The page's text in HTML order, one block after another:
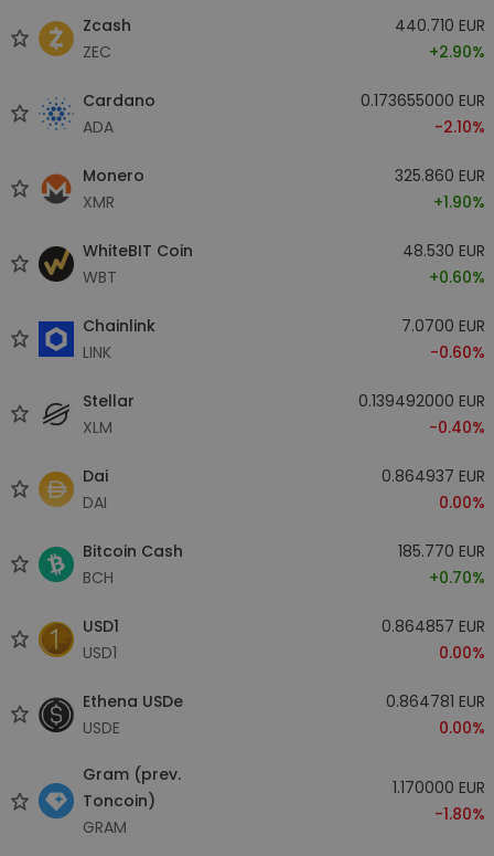
Zcash
ZEC
440.710 EUR
+2.90%
Cardano
ADA
0.173655000 EUR
-2.10%
Monero
XMR
325.860 EUR
+1.90%
WhiteBIT Coin
WBT
48.530 EUR
+0.60%
Chainlink
LINK
7.0700 EUR
-0.60%
Stellar
XLM
0.139492000 EUR
-0.40%
Dai
DAI
0.864937 EUR
0.00%
Bitcoin Cash
BCH
185.770 EUR
+0.70%
USD1
USD1
0.864857 EUR
0.00%
Ethena USDe
USDE
0.864781 EUR
0.00%
Gram (prev.
Toncoin)
GRAM
1.170000 EUR
-1.80%